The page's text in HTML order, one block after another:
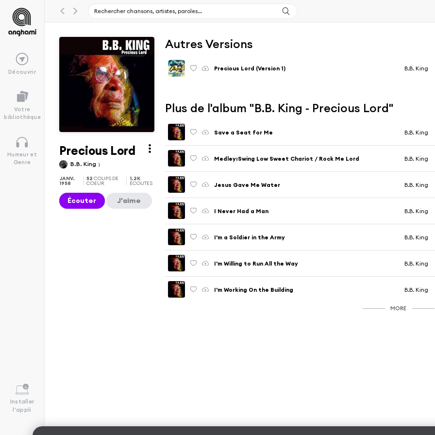
Découvrir
Votre
bibliothèque
Humeur et
Genre
Installer
l'appli
Precious Lord
B.B. King
JANV.
1958
52COUPS DE
COEUR
1.2K
ÉCOUTES
Écouter J'aime
Autres Versions
Precious Lord (Version 1) B.B. King
Plus de l'album "B.B. King - Precious Lord"
Save a Seat for Me B.B. King
Medley:Swing Low Sweet Chariot / Rock Me Lord B.B. King
Jesus Gave Me Water B.B. King
I Never Had a Man B.B. King
I'm a Soldier in the Army B.B. King
I'm Willing to Run All the Way B.B. King
I'm Working On the Building B.B. King
MORE